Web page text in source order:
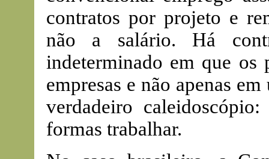
contratos por projeto e
não a salário. Há
indeterminado em que os
empresas e não apenas
verdadeiro
formas trabalhar.